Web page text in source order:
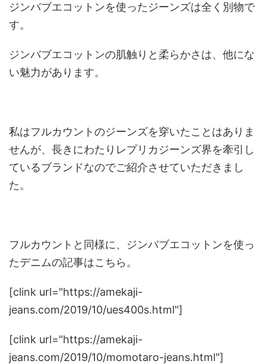
ジンバブエコットンを使ったジーンズは全く別物で
す。
ジンバブエコットンの肌触りと柔らかさは、他にな
い魅力があります。
私はフルカウントのジーンズを穿いたことはありま
せんが、長きにわたりレプリカジーンズ界を牽引し
ているブランドなのでご紹介させていただきまし
た。
フルカウントと同様に、ジンバブエコットンを使っ
たデニムの記事はこちら。
[clink url="https://amekaji-
jeans.com/2019/10/ues400s.html"]
[clink url="https://amekaji-
jeans.com/2019/10/momotaro-jeans.html"]